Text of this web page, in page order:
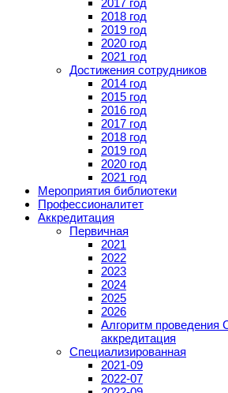
2017 год
2018 год
2019 год
2020 год
2021 год
Достижения сотрудников
2014 год
2015 год
2016 год
2017 год
2018 год
2019 год
2020 год
2021 год
Мероприятия библиотеки
Профессионалитет
Аккредитация
Первичная
2021
2022
2023
2024
2025
2026
Алгоритм проведения
аккредитация
Специализированная
2021-09
2022-07